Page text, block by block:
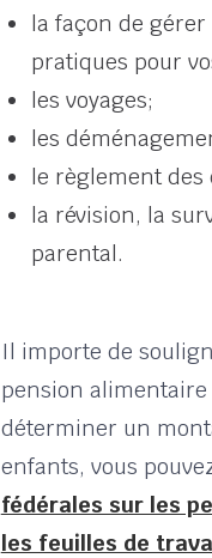
la façon de gérer
pratiques pour
les voyages;
les
le règlement des
la révision, la
parental.
Il importe de
pension
déterminer un
enfants, vous
fédérales sur les
les feuilles de